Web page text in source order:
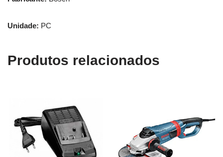
Unidade: PC
Produtos relacionados